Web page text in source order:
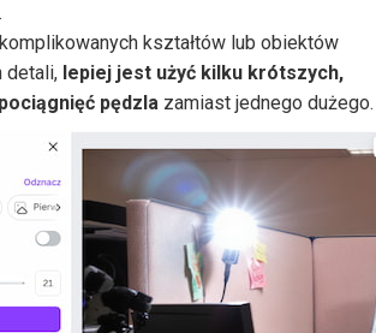
kształtów lub obiektów
detali, lepiej jest użyć kilku krótszych,
pędzla zamiast jednego dużego.